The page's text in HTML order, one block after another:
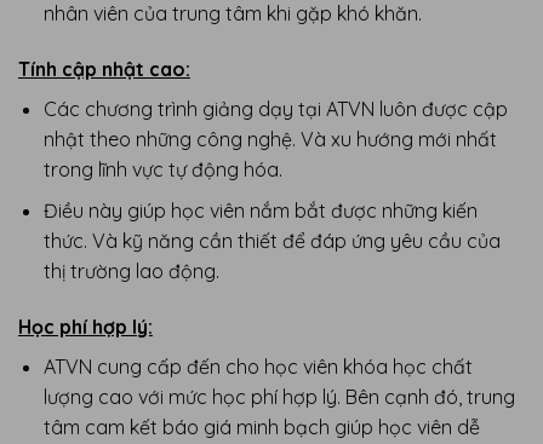
nhân viên của trung tâm khi gặp khó khăn.
Tính cập nhật cao:
Các chương trình giảng dạy tại ATVN luôn được cập
nhật theo những công nghệ. Và xu hướng mới nhất
trong lĩnh vực tự động hóa.
Điều này giúp học viên nắm bắt được những kiến
thức. Và kỹ năng cần thiết để đáp ứng yêu cầu của
thị trường lao động.
Học phí hợp lý:
ATVN cung cấp đến cho học viên khóa học chất
lượng cao với mức học phí hợp lý. Bên cạnh đó, trung
tâm cam kết báo giá minh bạch giúp học viên dễ